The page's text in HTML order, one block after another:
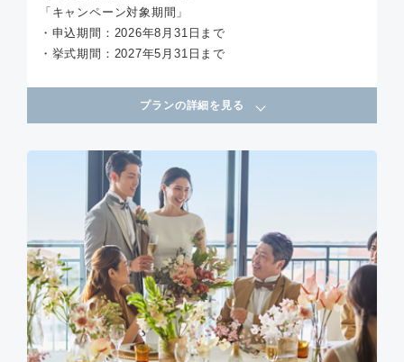
「キャンペーン対象期間」
・申込期間：2026年8月31日まで
・挙式期間：2027年5月31日まで
プランの詳細を見る